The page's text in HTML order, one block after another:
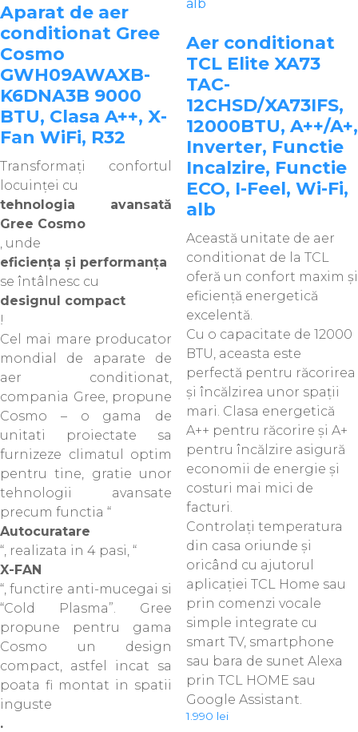
Aparat de aer
conditionat Gree
Cosmo
GWH09AWAXB-
K6DNA3B 9000
BTU, Clasa A++, X-
Fan WiFi, R32
Transformați confortul
locuinței cu
tehnologia avansată
Gree Cosmo
, unde
eficiența și performanța
se întâlnesc cu
designul compact
!
Cel mai mare producator
mondial de aparate de
aer conditionat,
compania Gree, propune
Cosmo – o gama de
unitati proiectate sa
furnizeze climatul optim
pentru tine, gratie unor
tehnologii avansate
precum functia “
Autocuratare
“, realizata in 4 pasi, “
X-FAN
“, functire anti-mucegai si
“Cold Plasma”. Gree
propune pentru gama
Cosmo un design
compact, astfel incat sa
poata fi montat in spatii
inguste
.
Aer conditionat
TCL Elite XA73
TAC-
12CHSD/XA73IFS,
12000BTU, A++/A+,
Inverter, Functie
Incalzire, Functie
ECO, I-Feel, Wi-Fi,
alb
Această unitate de aer
conditionat de la TCL
oferă un confort maxim și
eficiență energetică
excelentă.
Cu o capacitate de 12000
BTU, aceasta este
perfectă pentru răcorirea
și încălzirea unor spații
mari. Clasa energetică
A++ pentru răcorire și A+
pentru încălzire asigură
economii de energie și
costuri mai mici de
facturi.
Controlați temperatura
din casa oriunde și
oricând cu ajutorul
aplicației TCL Home sau
prin comenzi vocale
simple integrate cu
smart TV, smartphone
sau bara de sunet Alexa
prin TCL HOME sau
Google Assistant.
1.990 lei